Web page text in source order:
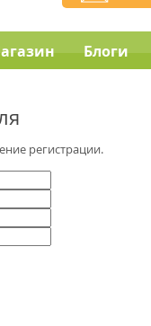
Блоги
регистрации.